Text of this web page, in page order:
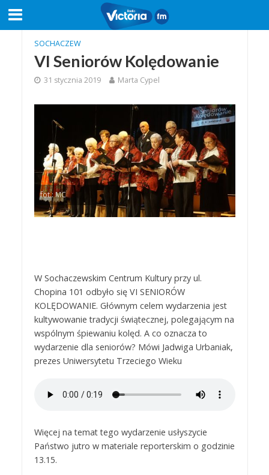
SOCHACZEW
VI Seniorów Kolędowanie
31 stycznia 2019 Marta Cypel
fot.: MC
W Sochaczewskim Centrum Kultury przy ul.
Chopina 101 odbyło się VI SENIORÓW
KOLĘDOWANIE. Głównym celem wydarzenia jest
kultywowanie tradycji świątecznej, polegającym na
wspólnym śpiewaniu kolęd. A co oznacza to
wydarzenie dla seniorów? Mówi Jadwiga Urbaniak,
prezes Uniwersytetu Trzeciego Wieku
Więcej na temat tego wydarzenie usłyszycie
Państwo jutro w materiale reporterskim o godzinie
13.15.